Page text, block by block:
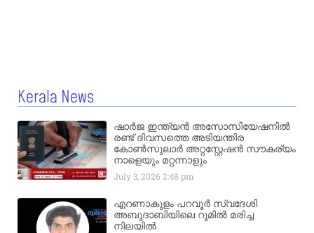
Kerala News
ഷാർജ ഇന്ത്യൻ അസോസിയേഷനിൽ
രണ്ട് ദിവസത്തെ അടിയന്തിര
കോൺസുലാർ അറ്റസ്റ്റേഷൻ സൗകര്യം
നാളെയും മറ്റന്നാളും
July 3, 20262:48 pm
എറണാകുളം പറവൂർ സ്വദേശി
അബുദാബിയിലെ റൂമിൽ മരിച്ച
നിലയിൽ